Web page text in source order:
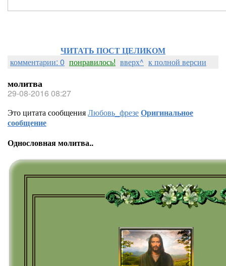
ЧИТАТЬ ПОСТ ЦЕЛИКОМ
комментарии: 0 понравилось! вверх^ к полной версии
молитва
29-08-2016 08:27
Это цитата сообщенияЛюбовь_фрезеОригинальное
сообщение
Однословная молитва..